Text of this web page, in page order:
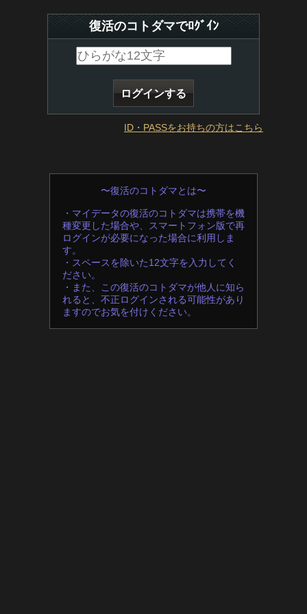
復活のコトダマでﾛｸﾞｲﾝ
ID・PASSをお持ちの方はこちら
〜復活のコトダマとは〜
・マイデータの復活のコトダマは携帯を機
種変更した場合や、スマートフォン版で再
ログインが必要になった場合に利用しま
す。
・スペースを除いた12文字を入力してく
ださい。
・また、この復活のコトダマが他人に知ら
れると、不正ログインされる可能性があり
ますのでお気を付けください。